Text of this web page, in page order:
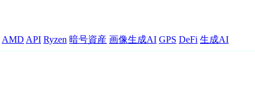
AMD API Ryzen 暗号資産 画像生成AI GPS DeFi 生成AI